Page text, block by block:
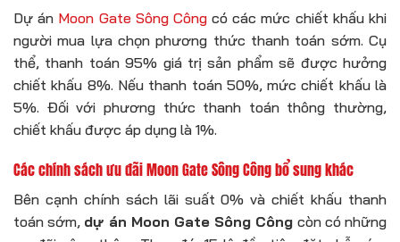
Dự án Moon Gate Sông Côngcó các mức chiết khấu khi
người mua lựa chọn phương thức thanh toán sớm. Cụ
thể, thanh toán 95% giá trị sản phẩm sẽ được hưởng
chiết khấu 8%. Nếu thanh toán 50%, mức chiết khấu là
5%. Đối với phương thức thanh toán thông thường,
chiết khấu được áp dụng là 1%.
Các chính sách ưu đãi Moon Gate Sông Công bổ sung khác
Bên cạnh chính sách lãi suất 0% và chiết khấu thanh
toán sớm, dự án Moon Gate Sông Công còn có những